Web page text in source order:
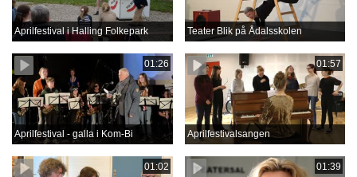
Aprilfestival i Halling Folkepark Teater Blik på Ådalsskolen
01:26
Aprilfestival - galla i Kom-Bi
01:57
Aprilfestivalsangen
01:02 01:39